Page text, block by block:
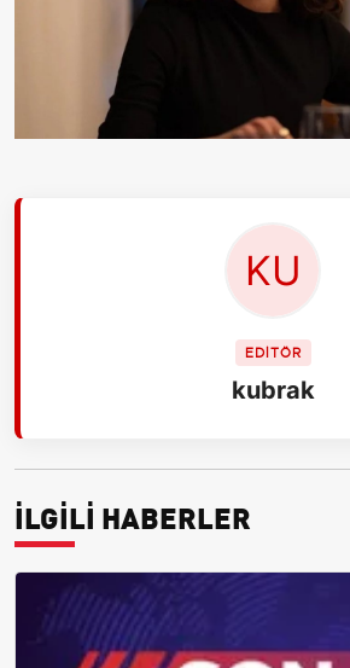
EDİTÖR
kubrak
İLGİLİ HABERLER